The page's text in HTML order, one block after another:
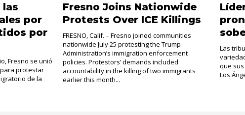
las
por
por
Fresno se unió
protestar
de la
Fresno Joins Nationwide
Protests Over ICE Killings
FRESNO, Calif. – Fresno joined communities
nationwide July 25 protesting the Trump
Administration’s immigration enforcement
policies. Protestors’ demands included
accountability in the killing of two immigrants
earlier this month...
Las
que
Los